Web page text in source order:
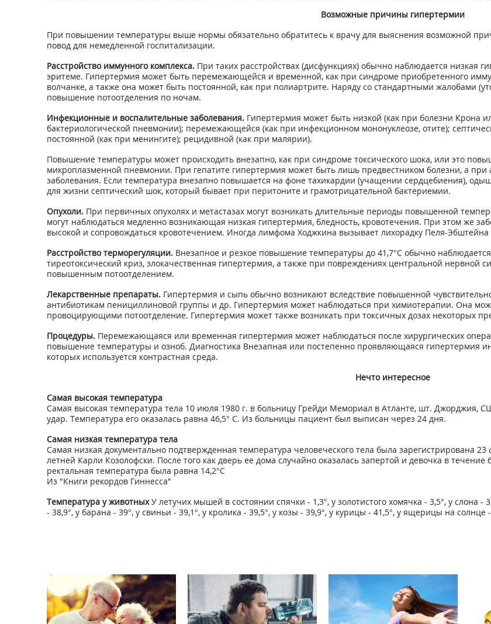
Возможные причины гипертермии
При повышении температуры выше нормы обязательно обратитесь к врачу для выяснения возможной
повод для немедленной госпитализации.
Расстройство иммунного комплекса.При таких расстройствах (дисфункциях) обычно наблюдается низкая
эритеме. Гипертермия может быть перемежающейся и временной, как при синдроме приобретенного
волчанке, а также она может быть постоянной, как при полиартрите. Наряду со стандартными жалобами
повышение потоотделения по ночам.
Инфекционные и воспалительные заболевания.Гипертермия может быть низкой (как при болезни Крона
бактериологической пневмонии); перемежающейся (как при инфекционном мононуклеозе, отите);
постоянной (как при менингите); рецидивной (как при малярии).
Повышение температуры может происходить внезапно, как при синдроме токсического шока, или это
микроплазменной пневмонии. При гепатите гипертермия может быть лишь предвестником болезни, а при
заболевания. Если температура внезапно повышается на фоне тахикардии (учащении сердцебиения),
для жизни септический шок, который бывает при перитоните и грамотрицательной бактериемии.
Опухоли.При первичных опухолях и метастазах могут возникать длительные периоды повышенной
могут наблюдаться медленно возникающая низкая гипертермия, бледность, кровотечения. При этом же
высокой и сопровождаться кровотечением. Иногда лимфома Ходжкина вызывает лихорадку Пеля-
Расстройство терморегуляции.Внезапное и резкое повышение температуры до 41,7°С обычно
тиреотоксический криз, злокачественная гипертермия, а также при повреждениях центральной нервной
повышенным потоотделением.
Лекарственные препараты.Гипертермия и сыпь обычно возникают вследствие повышенной
антибиотикам пенициллиновой группы и др. Гипертермия может наблюдаться при химиотерапии. Она
провоцирующими потоотделение. Гипертермия может также возникать при токсичных дозах некоторых
Процедуры. Перемежающаяся или временная гипертермия может наблюдаться после хирургических
повышение температуры и озноб. Диагностика Внезапная или постепенно проявляющаяся гипертермия
которых используется контрастная среда.
Нечто интересное
Самая высокая температура
Самая высокая температура тела 10 июля 1980 г. в больницу Грейди Мемориал в Атланте, шт. Джорджия,
удар. Температура его оказалась равна 46,5° С. Из больницы пациент был выписан через 24 дня.
Самая низкая температура тела
Самая низкая документально подтвержденная температура человеческого тела была зарегистрирована
летней Карли Козолофски. После того как дверь ее дома случайно оказалась запертой и девочка в
ректальная температура была равна 14,2°С
Из "Книги рекордов Гиннесса"
Температура у животныхУ летучих мышей в состоянии спячки - 1,3°, у золотистого хомячка - 3,5°, у слона -
- 38,9°, у барана - 39°, у свиньи - 39,1°, у кролика - 39,5°, у козы - 39,9°, у курицы - 41,5°, у ящерицы на солнце